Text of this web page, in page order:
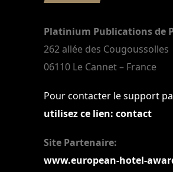
Platinium Publications de
262 allée des Cougoussolles
06110 Le Cannet – France
Pour contacter le support
utilisez ce lien: contact
Site Partenaire:
www.european-hotel-